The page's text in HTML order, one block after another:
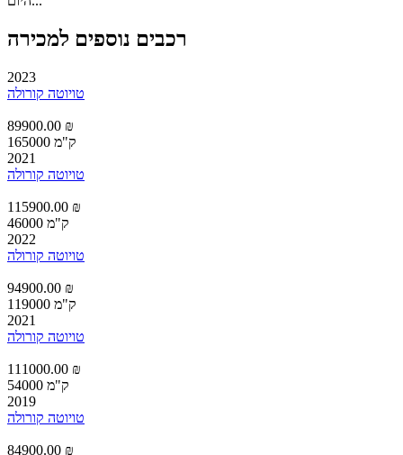
רכבים נוספים למכירה
2023
טויוטה קורולה
89900.00 ₪
165000 ק"מ
2021
טויוטה קורולה
115900.00 ₪
46000 ק"מ
2022
טויוטה קורולה
94900.00 ₪
119000 ק"מ
2021
טויוטה קורולה
111000.00 ₪
54000 ק"מ
2019
טויוטה קורולה
84900.00 ₪